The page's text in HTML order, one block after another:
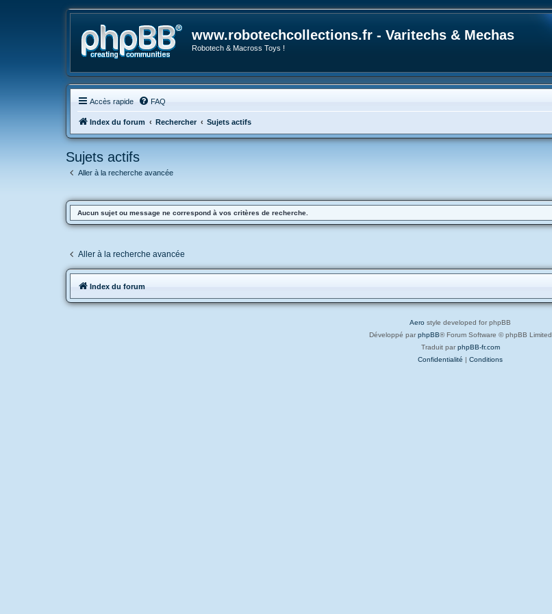
www.robotechcollections.fr - Varitechs & Mechas
Robotech & Macross Toys !
Accès rapide FAQ
Index du forum Rechercher Sujets actifs
Sujets actifs
Aller à la recherche avancée
Aucun sujet ou message ne correspond à vos critères de recherche.
Aller à la recherche avancée
Index du forum
Aero style developed for phpBB
Développé par phpBB® Forum Software © phpBB Limited
Traduit par phpBB-fr.com
Confidentialité | Conditions